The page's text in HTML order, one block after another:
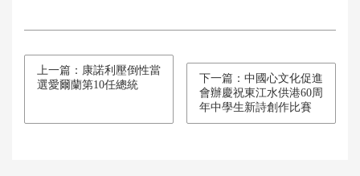
上一篇：康諾利壓倒性當
選愛爾蘭第10任總統
下一篇：中國心文化促進
會辦慶祝東江水供港60周
年中學生新詩創作比賽